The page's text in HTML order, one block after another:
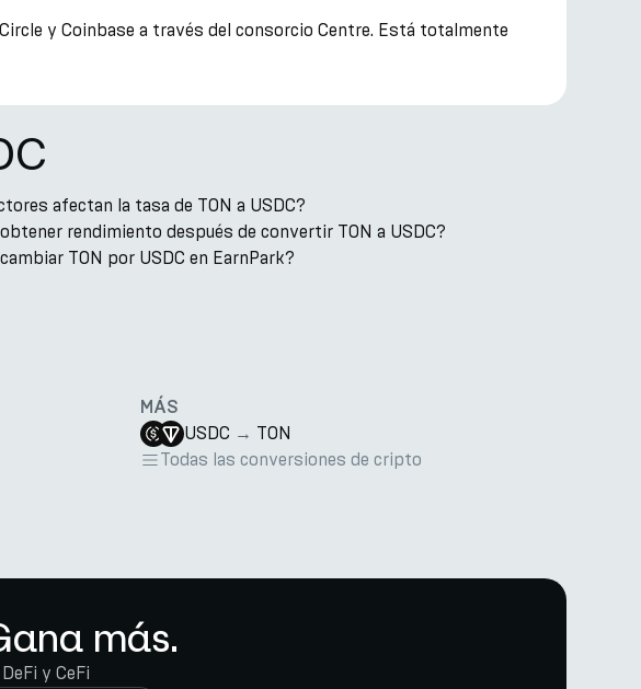
y Coinbase a través del consorcio Centre. Está totalmente
afectan la tasa de TON a USDC?
rendimiento después de convertir TON a USDC?
TON por USDC en EarnPark?
MÁS
USDC → TON
Todas las conversiones de cripto
más.
y CeFi